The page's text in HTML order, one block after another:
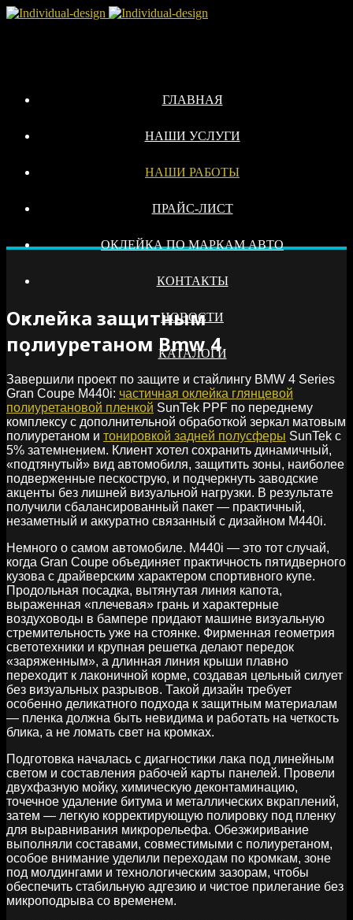
ГЛАВНАЯ
НАШИ УСЛУГИ
НАШИ РАБОТЫ
ПРАЙС-ЛИСТ
ОКЛЕЙКА ПО МАРКАМ АВТО
КОНТАКТЫ
НОВОСТИ
КАТАЛОГИ
Оклейка защитным
полиуретаном Bmw 4
Завершили проект по защите и стайлингу BMW 4 Series
Gran Coupe M440i: частичная оклейка глянцевой
полиуретановой пленкой SunTek PPF по переднему
комплексу с дополнительной обработкой зеркал матовым
полиуретаном и тонировкой задней полусферы SunTek с
5% затемнением. Клиент хотел сохранить динамичный,
«подтянутый» вид автомобиля, защитить зоны, наиболее
подверженные пескострую, и подчеркнуть заводские
акценты без лишней визуальной нагрузки. В результате
получили сбалансированный пакет — практичный,
незаметный и аккуратно связанный с дизайном M440i.
Немного о самом автомобиле. M440i — это тот случай,
когда Gran Coupe объединяет практичность пятидверного
кузова с драйверским характером спортивного купе.
Продольная посадка, вытянутая линия капота,
выраженная «плечевая» грань и характерные
воздуховоды в бампере придают машине визуальную
стремительность уже на стоянке. Фирменная геометрия
светотехники и крупная решетка делают передок
«заряженным», а длинная линия крыши плавно
переходит к лаконичной корме, создавая цельный силует
без визуальных разрывов. Такой дизайн требует
особенно деликатного подхода к защитным материалам
— пленка должна быть невидима и работать на четкость
блика, а не ломать свет на кромках.
Подготовка началась с диагностики лака под линейным
светом и составления рабочей карты панелей. Провели
двухфазную мойку, химическую деконтаминацию,
точечное удаление битума и металлических вкраплений,
затем — легкую корректирующую полировку под пленку
для выравнивания микрорельефа. Обезжиривание
выполняли составами, совместимыми с полиуретаном,
особое внимание уделили переходам по кромкам, зоне
под молдингами и технологическим зазорам, чтобы
обеспечить стабильную адгезию и чистое прилегание без
микроподрыва со временем.